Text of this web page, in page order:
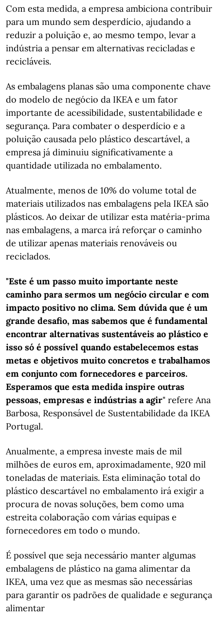
Com esta medida, a empresa ambiciona contribuir
para um mundo sem desperdício, ajudando a
reduzir a poluição e, ao mesmo tempo, levar a
indústria a pensar em alternativas recicladas e
recicláveis.
As embalagens planas são uma componente chave
do modelo de negócio da IKEA e um fator
importante de acessibilidade, sustentabilidade e
segurança. Para combater o desperdício e a
poluição causada pelo plástico descartável, a
empresa já diminuiu significativamente a
quantidade utilizada no embalamento.
Atualmente, menos de 10% do volume total de
materiais utilizados nas embalagens pela IKEA são
plásticos. Ao deixar de utilizar esta matéria-prima
nas embalagens, a marca irá reforçar o caminho
de utilizar apenas materiais renováveis ou
reciclados.
"Este é um passo muito importante neste
caminho para sermos um negócio circular e com
impacto positivo no clima. Sem dúvida que é um
grande desafio, mas sabemos que é fundamental
encontrar alternativas sustentáveis ao plástico e
isso só é possível quando estabelecemos estas
metas e objetivos muito concretos e trabalhamos
em conjunto com fornecedores e parceiros.
Esperamos que esta medida inspire outras
pessoas, empresas e indústrias a agir" refere Ana
Barbosa, Responsável de Sustentabilidade da IKEA
Portugal.
Anualmente, a empresa investe mais de mil
milhões de euros em, aproximadamente, 920 mil
toneladas de materiais. Esta eliminação total do
plástico descartável no embalamento irá exigir a
procura de novas soluções, bem como uma
estreita colaboração com várias equipas e
fornecedores em todo o mundo.
É possível que seja necessário manter algumas
embalagens de plástico na gama alimentar da
IKEA, uma vez que as mesmas são necessárias
para garantir os padrões de qualidade e segurança
alimentar